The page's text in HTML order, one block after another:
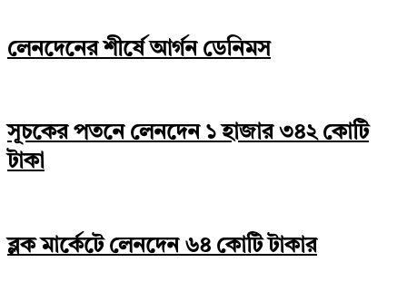
লেনদেনের শীর্ষে আর্গন ডেনিমস
সূচকের পতনে লেনদেন ১ হাজার ৩৪২ কোটি
টাকা
ব্লক মার্কেটে লেনদেন ৬৪ কোটি টাকার